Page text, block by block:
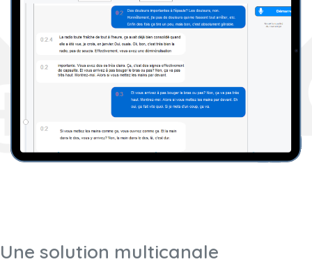
Une solution multicanale